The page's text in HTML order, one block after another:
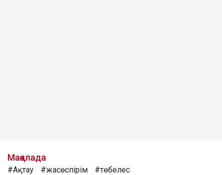
Мақалада
#Ақтау #жасөспірім #төбелес